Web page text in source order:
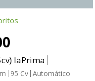
laPrima
95 Cv Automático